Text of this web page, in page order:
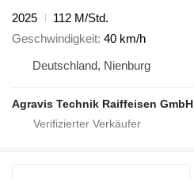
2025
112 M/Std.
Geschwindigkeit 40 km/h
Deutschland, Nienburg
Agravis Technik Raiffeisen GmbH